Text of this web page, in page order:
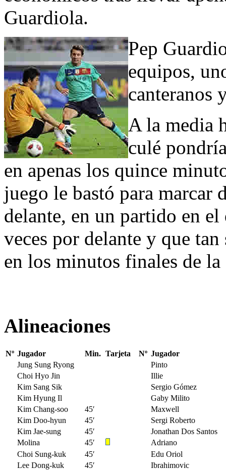
Guardiola.
Pep
equipos,
canteranos
A la media
culé
en apenas los quince
juego le bastó para marcar
delante, en un partido en
veces por delante y que
en los minutos finales de
Alineaciones
Nº Jugador Min. Tarjeta Nº Jugador
Jung Sung Ryong
Pinto
Choi Hyo Jin
Illie
Kim Sang Sik
Sergio Gómez
Kim Hyung Il
Gaby Milito
Kim Chang-soo
45′
Maxwell
Kim Doo-hyun
45′
Sergi Roberto
Kim Jae-sung
45′
Jonathan Dos Santos
Molina
45′
Adriano
Choi Sung-kuk
45′
Edu Oriol
Lee Dong-kuk
45′
Ibrahimovic